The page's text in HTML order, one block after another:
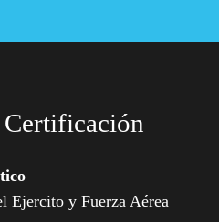
Ejercito y Fuerza Aérea